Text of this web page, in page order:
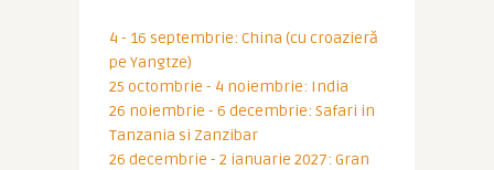
4 - 16 septembrie: China (cu croazieră
pe Yangtze)
25 octombrie - 4 noiembrie: India
26 noiembrie - 6 decembrie: Safari in
Tanzania si Zanzibar
26 decembrie - 2 ianuarie 2027: Gran